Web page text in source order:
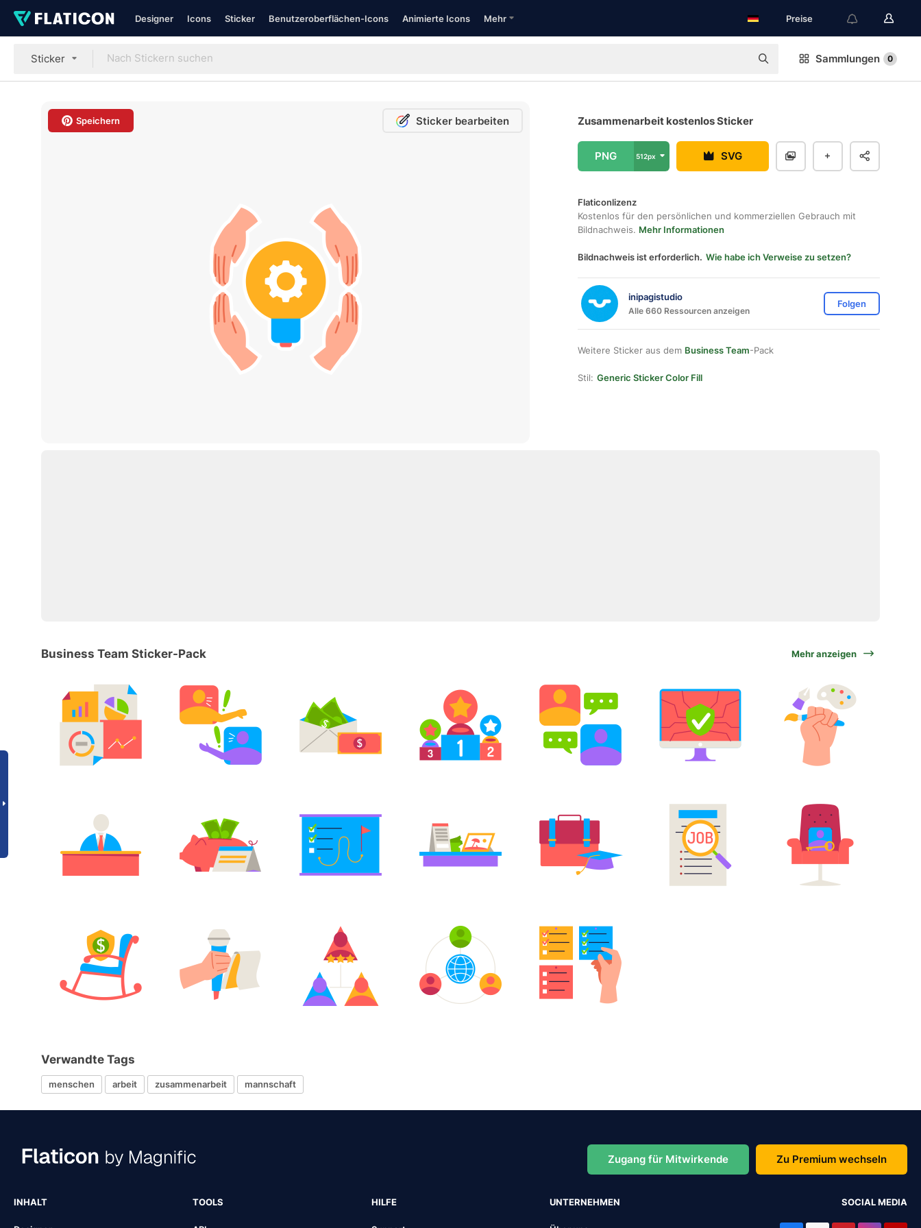
Designer Icons Sticker Benutzeroberflächen-Icons Animierte Icons Mehr Preise
Sticker Sammlungen 0
Speichern Sticker bearbeiten Zusammenarbeit kostenlos Sticker
PNG 512px SVG
Flaticonlizenz
Kostenlos für den persönlichen und kommerziellen Gebrauch mit
Bildnachweis. Mehr Informationen
Bildnachweis ist erforderlich. Wie habe ich Verweise zu setzen?
inipagistudio
Alle 660 Ressourcen anzeigen
Folgen
Weitere Sticker aus dem Business Team-Pack
Stil: Generic Sticker Color Fill
Business Team Sticker-Pack Mehr anzeigen
Verwandte Tags
menschen arbeit zusammenarbeit mannschaft
Zugang für Mitwirkende Zu Premium wechseln
INHALT TOOLS HILFE UNTERNEHMEN SOCIAL MEDIA